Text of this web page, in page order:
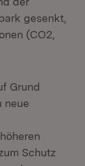
gesenkt,
(CO2,
Grund
neue
Schutz